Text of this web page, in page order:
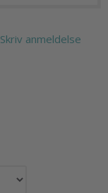
Skriv anmeldelse